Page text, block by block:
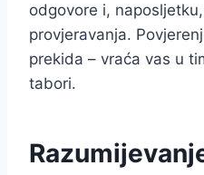
odgovore i,
provjeravanja.
prekida – vraća vas u
tabori.